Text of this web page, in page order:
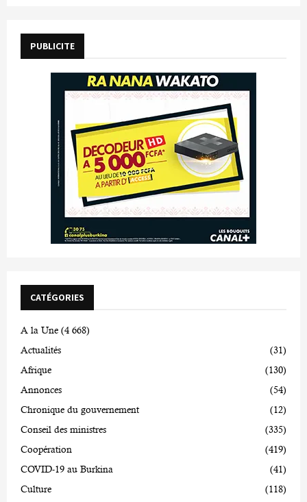
PUBLICITE
CATÉGORIES
A la Une (4 668)
Actualités
(31)
Afrique
(130)
Annonces
(54)
Chronique du gouvernement
(12)
Conseil des ministres
(335)
Coopération
(419)
COVID-19 au Burkina
(41)
Culture
(118)